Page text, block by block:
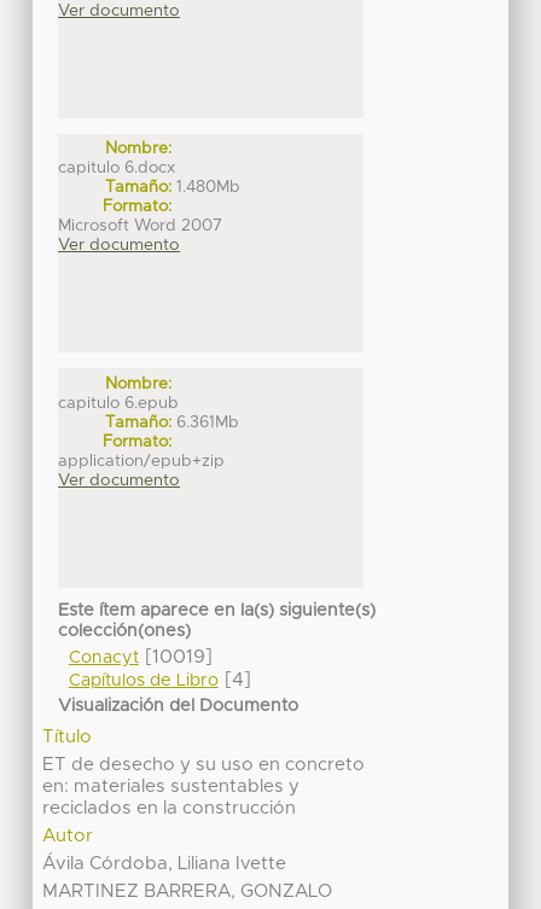
Ver documento
Nombre:
capitulo 6.docx
Tamaño: 1.480Mb
Formato:
Microsoft Word 2007
Ver documento
Nombre:
capitulo 6.epub
Tamaño: 6.361Mb
Formato:
application/epub+zip
Ver documento
Este ítem aparece en la(s) siguiente(s)
colección(ones)
Conacyt[10019]
Capítulos de Libro[4]
Visualización del Documento
Título
ET de desecho y su uso en concreto
en: materiales sustentables y
reciclados en la construcción
Autor
Ávila Córdoba, Liliana Ivette
MARTINEZ BARRERA, GONZALO